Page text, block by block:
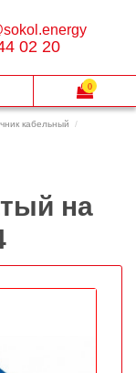
кабельный
на
02 20
0